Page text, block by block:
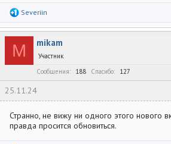
Р
а
к
ц
и
Severiin
M mikam
Участник
Сообщения
188 Спасибо 127
25.11.24
Странно, не вижу ни одного этого нового
правда просится обновиться.